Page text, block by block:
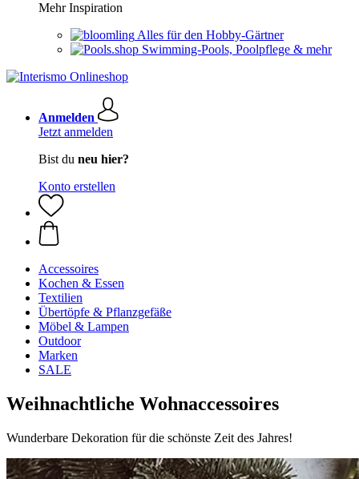
Mehr Inspiration
Alles für den Hobby-Gärtner
Swimming-Pools, Poolpflege & mehr
Anmelden
Jetzt anmelden
Bist du neu hier?
Konto erstellen
Accessoires
Kochen & Essen
Textilien
Übertöpfe & Pflanzgefäße
Möbel & Lampen
Outdoor
Marken
SALE
Weihnachtliche Wohnaccessoires
Wunderbare Dekoration für die schönste Zeit des Jahres!